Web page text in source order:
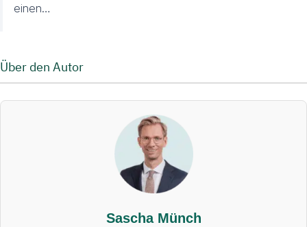
einen…
Über den Autor
Sascha Münch